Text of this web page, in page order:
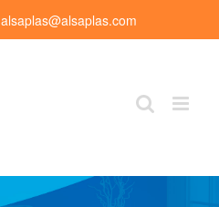
alsaplas@alsaplas.com